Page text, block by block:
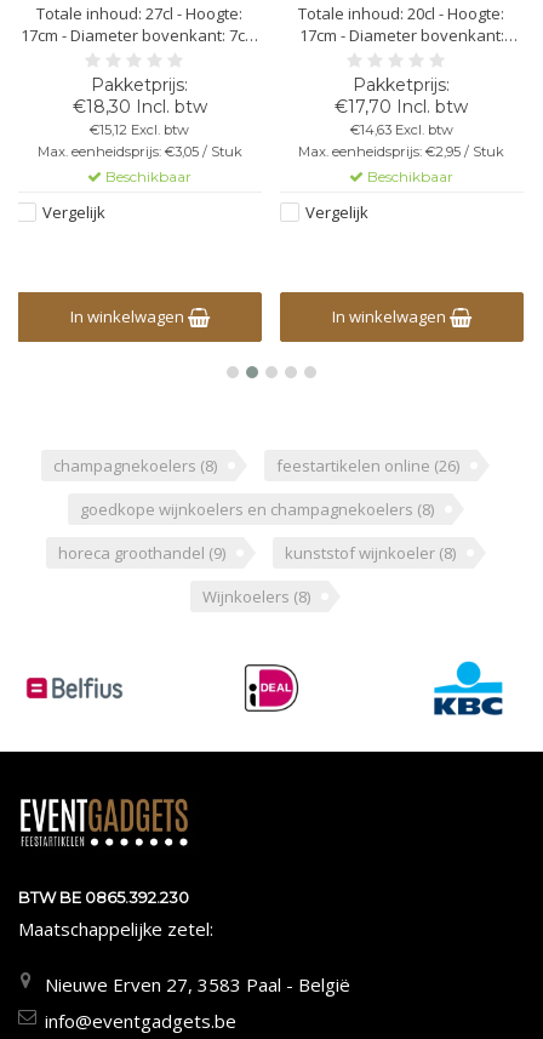
Totale inhoud: 27cl - Hoogte:
17cm - Diameter bovenkant: 7cm
- Diameter onderkant: 7,5cm -
Kleur: wit - Kunststof
Polycarbonaat - Niet Stapelbaar -
Herbruikbaar -
Vaatwasbestendig - Bedrukbaar
€18,30 Incl. btw
€15,12 Excl. btw
Max. eenheidsprijs: €3,05 / Stuk
Beschikbaar
Vergelijk
In winkelwagen
Totale inhoud: 20cl - Hoogte:
17cm - Diameter bovenkant:
6,5cm - Diameter onderkant: 7cm
- Kleur: transparant - Kunststof
Polycarbonaat - Niet Stapelbaar -
Herbruikbaar -
Vaatwasbestendig - Bedrukbaar
€17,70 Incl. btw
€14,63 Excl. btw
Max. eenheidsprijs: €2,95 / Stuk
Beschikbaar
Vergelijk
In winkelwagen
champagnekoelers (8) feestartikelen online (26)
goedkope wijnkoelers en champagnekoelers (8)
horeca groothandel (9) kunststof wijnkoeler (8)
Wijnkoelers (8)
BTW BE 0865.392.230
Maatschappelijke zetel:
Nieuwe Erven 27, 3583 Paal - België
info@eventgadgets.be